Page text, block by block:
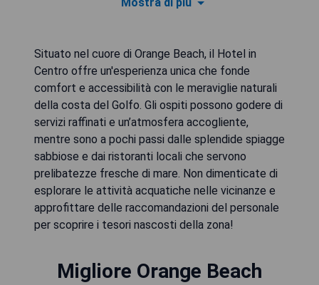
Situato nel cuore di Orange Beach, il Hotel in
Centro offre un'esperienza unica che fonde
comfort e accessibilità con le meraviglie naturali
della costa del Golfo. Gli ospiti possono godere di
servizi raffinati e un’atmosfera accogliente,
mentre sono a pochi passi dalle splendide spiagge
sabbiose e dai ristoranti locali che servono
prelibatezze fresche di mare. Non dimenticate di
esplorare le attività acquatiche nelle vicinanze e
approfittare delle raccomandazioni del personale
per scoprire i tesori nascosti della zona!
Migliore Orange Beach